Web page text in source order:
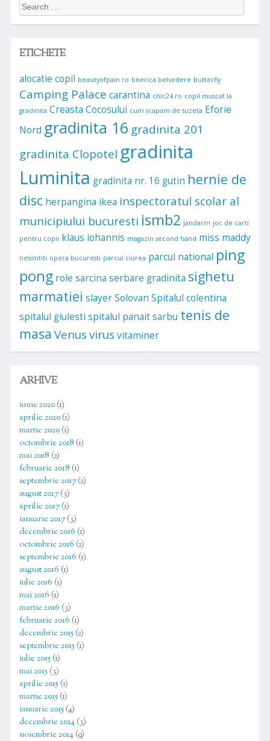
Search
for:
ETICHETE
alocatie copil beautyofpain.ro biserica belvedere butterfly
Camping Palace carantina chic24.ro copil muscat la
gradinita Creasta Cocosului cum scapam de suzeta Eforie
Nord gradinita 16 gradinita 201
gradinita Clopotel gradinita
Luminita gradinita nr. 16 gutin hernie de
disc herpangina ikea inspectoratul scolar al
municipiului bucuresti ismb2 jandarm joc de carti
pentru copii klaus iohannis magazin second hand miss maddy
nesimtiti opera bucuresti parcul ciurea parcul national ping
pong role sarcina serbare gradinita sighetu
marmatiei slayerSolovan Spitalul colentina
spitalul giulesti spitalul panait sarbu tenis de
masa Venus virus vitaminer
ARHIVE
iunie 2020(1)
aprilie 2020(1)
martie 2020(1)
octombrie 2018 (1)
mai 2018 (2)
februarie 2018 (1)
septembrie 2017(2)
august 2017(3)
aprilie 2017(1)
ianuarie 2017(3)
decembrie 2016 (1)
octombrie 2016 (2)
septembrie 2016 (1)
august 2016 (1)
iulie 2016 (1)
mai 2016 (1)
martie 2016 (3)
februarie 2016 (1)
decembrie 2015(2)
septembrie 2015(1)
iulie 2015(1)
mai 2015(3)
aprilie 2015(1)
martie 2015(1)
ianuarie 2015(4)
decembrie 2014(3)
noiembrie 2014(9)